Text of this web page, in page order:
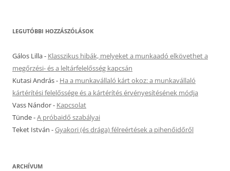
LEGUTÓBBI HOZZÁSZÓLÁSOK
Gálos Lilla- Klasszikus hibák, melyeket a munkaadó elkövethet a
megőrzési- és a leltárfelelősség kapcsán
Kutasi András- Ha a munkavállaló kárt okoz: a munkavállaló
kártérítési felelőssége és a kártérítés érvényesítésének módja
Vass Nándor- Kapcsolat
Tünde-A próbaidő szabályai
Teket István -Gyakori (és drága) félreértések a pihenőidőről
ARCHÍVUM